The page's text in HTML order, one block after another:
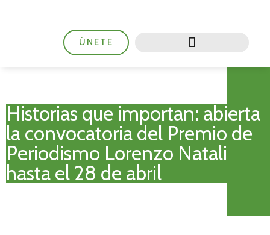
ÚNETE
Historias que importan: abierta
la convocatoria del Premio de
Periodismo Lorenzo Natali
hasta el 28 de abril